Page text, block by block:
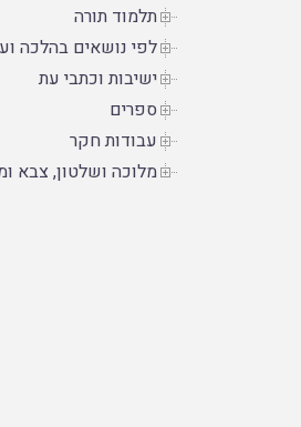
תלמוד תורה
לפי נושאים בהלכה
ישיבות וכתבי עת
ספרים
עבודות חקר
מלוכה ושלטון, צבא